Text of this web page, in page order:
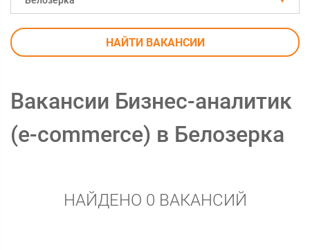
НАЙТИ ВАКАНСИИ
Вакансии Бизнес-аналитик
(e-commerce) в Белозерка
НАЙДЕНО 0 ВАКАНСИЙ